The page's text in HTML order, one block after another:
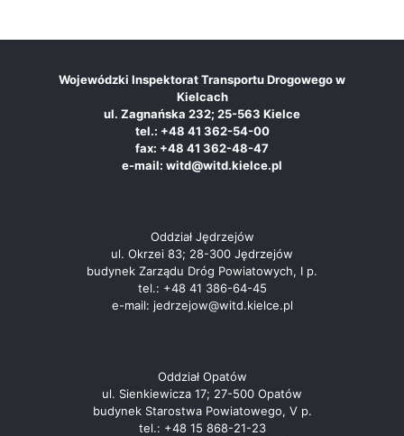
Wojewódzki Inspektorat Transportu Drogowego w
Kielcach
ul. Zagnańska 232; 25-563 Kielce
tel.: +48 41 362-54-00
fax: +48 41 362-48-47
e-mail: witd@witd.kielce.pl
Oddział Jędrzejów
ul. Okrzei 83; 28-300 Jędrzejów
budynek Zarządu Dróg Powiatowych, I p.
tel.: +48 41 386-64-45
e-mail: jedrzejow@witd.kielce.pl
Oddział Opatów
ul. Sienkiewicza 17; 27-500 Opatów
budynek Starostwa Powiatowego, V p.
tel.: +48 15 868-21-23